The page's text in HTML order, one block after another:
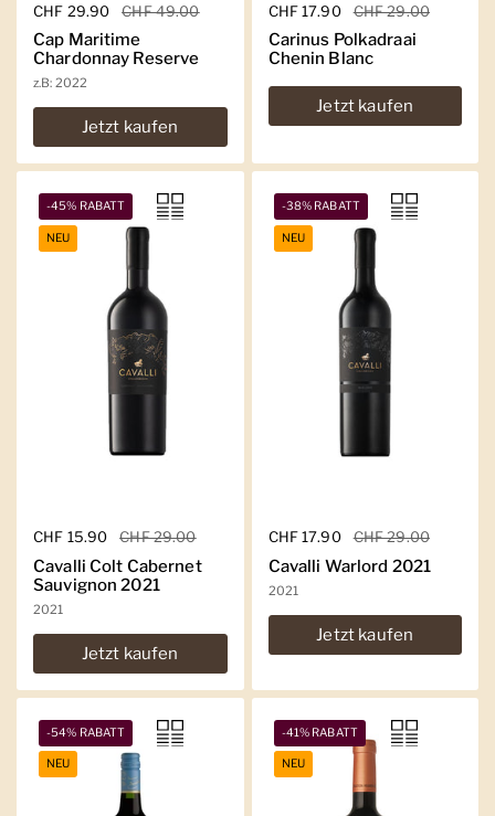
Regulärer Preis
CHF 29.90 Sale-Preis
CHF 49.00
Cap Maritime
Chardonnay Reserve
z.B: 2022
Jetzt kaufen
Regulärer Preis
CHF 17.90 Sale-Preis
CHF 29.00
Carinus Polkadraai
Chenin Blanc
Jetzt kaufen
Regulärer Preis
CHF 15.90 Sale-Preis
CHF 29.00
Cavalli Colt Cabernet
Sauvignon 2021
2021
Jetzt kaufen
-45% RABATT
NEU
Regulärer Preis
CHF 17.90 Sale-Preis
CHF 29.00
Cavalli Warlord 2021
2021
Jetzt kaufen
-38% RABATT
NEU
-54% RABATT
NEU
-41% RABATT
NEU